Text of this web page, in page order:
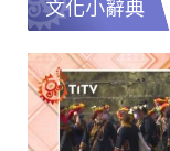
文化小辭典